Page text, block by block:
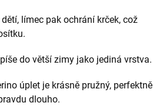
límec pak ochrání krček, což
do větší zimy jako jediná vrstva.
úplet je krásně pružný, perfektně
dlouho.